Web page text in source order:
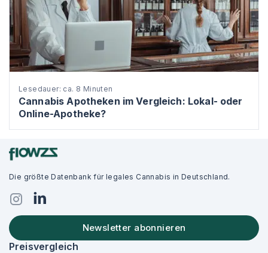
Lesedauer: ca. 8 Minuten
Cannabis Apotheken im Vergleich: Lokal- oder
Online-Apotheke?
Die größte Datenbank für legales Cannabis in Deutschland.
Newsletter abonnieren
Preisvergleich